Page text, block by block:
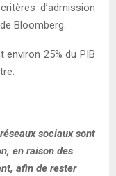
d’admission
Bloomberg.
environ 25% du PIB
sociaux sont
en raison des
afin de rester